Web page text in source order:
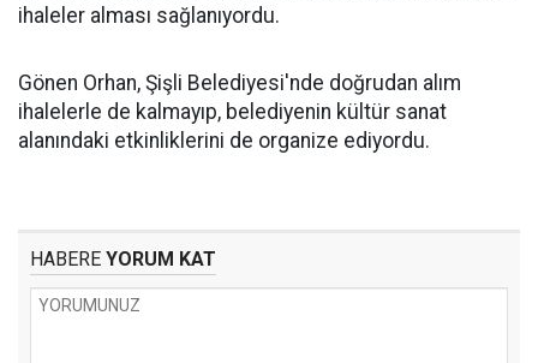
ihaleler alması sağlanıyordu.
Gönen Orhan, Şişli Belediyesi'nde doğrudan alım
ihalelerle de kalmayıp, belediyenin kültür sanat
alanındaki etkinliklerini de organize ediyordu.
HABERE YORUM KAT